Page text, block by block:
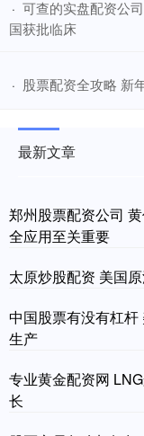
· 可查的实盘配资公
国获批临床
· 股票配资全攻略 新
最新文章
郑州股票配资公司
全应用至关重要
太原炒股配资 美国
中国股票有没有杠杆
生产
专业黄金配资网
长